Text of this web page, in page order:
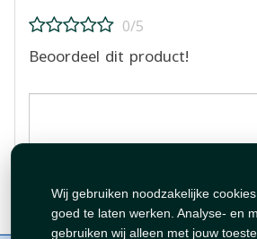
Wij gebruiken noodzakelijke
goed te laten werken. Analyse- en
gebruiken wij alleen met jouw
0/5
Beoordeel dit product!
Beoordeling plaatsen